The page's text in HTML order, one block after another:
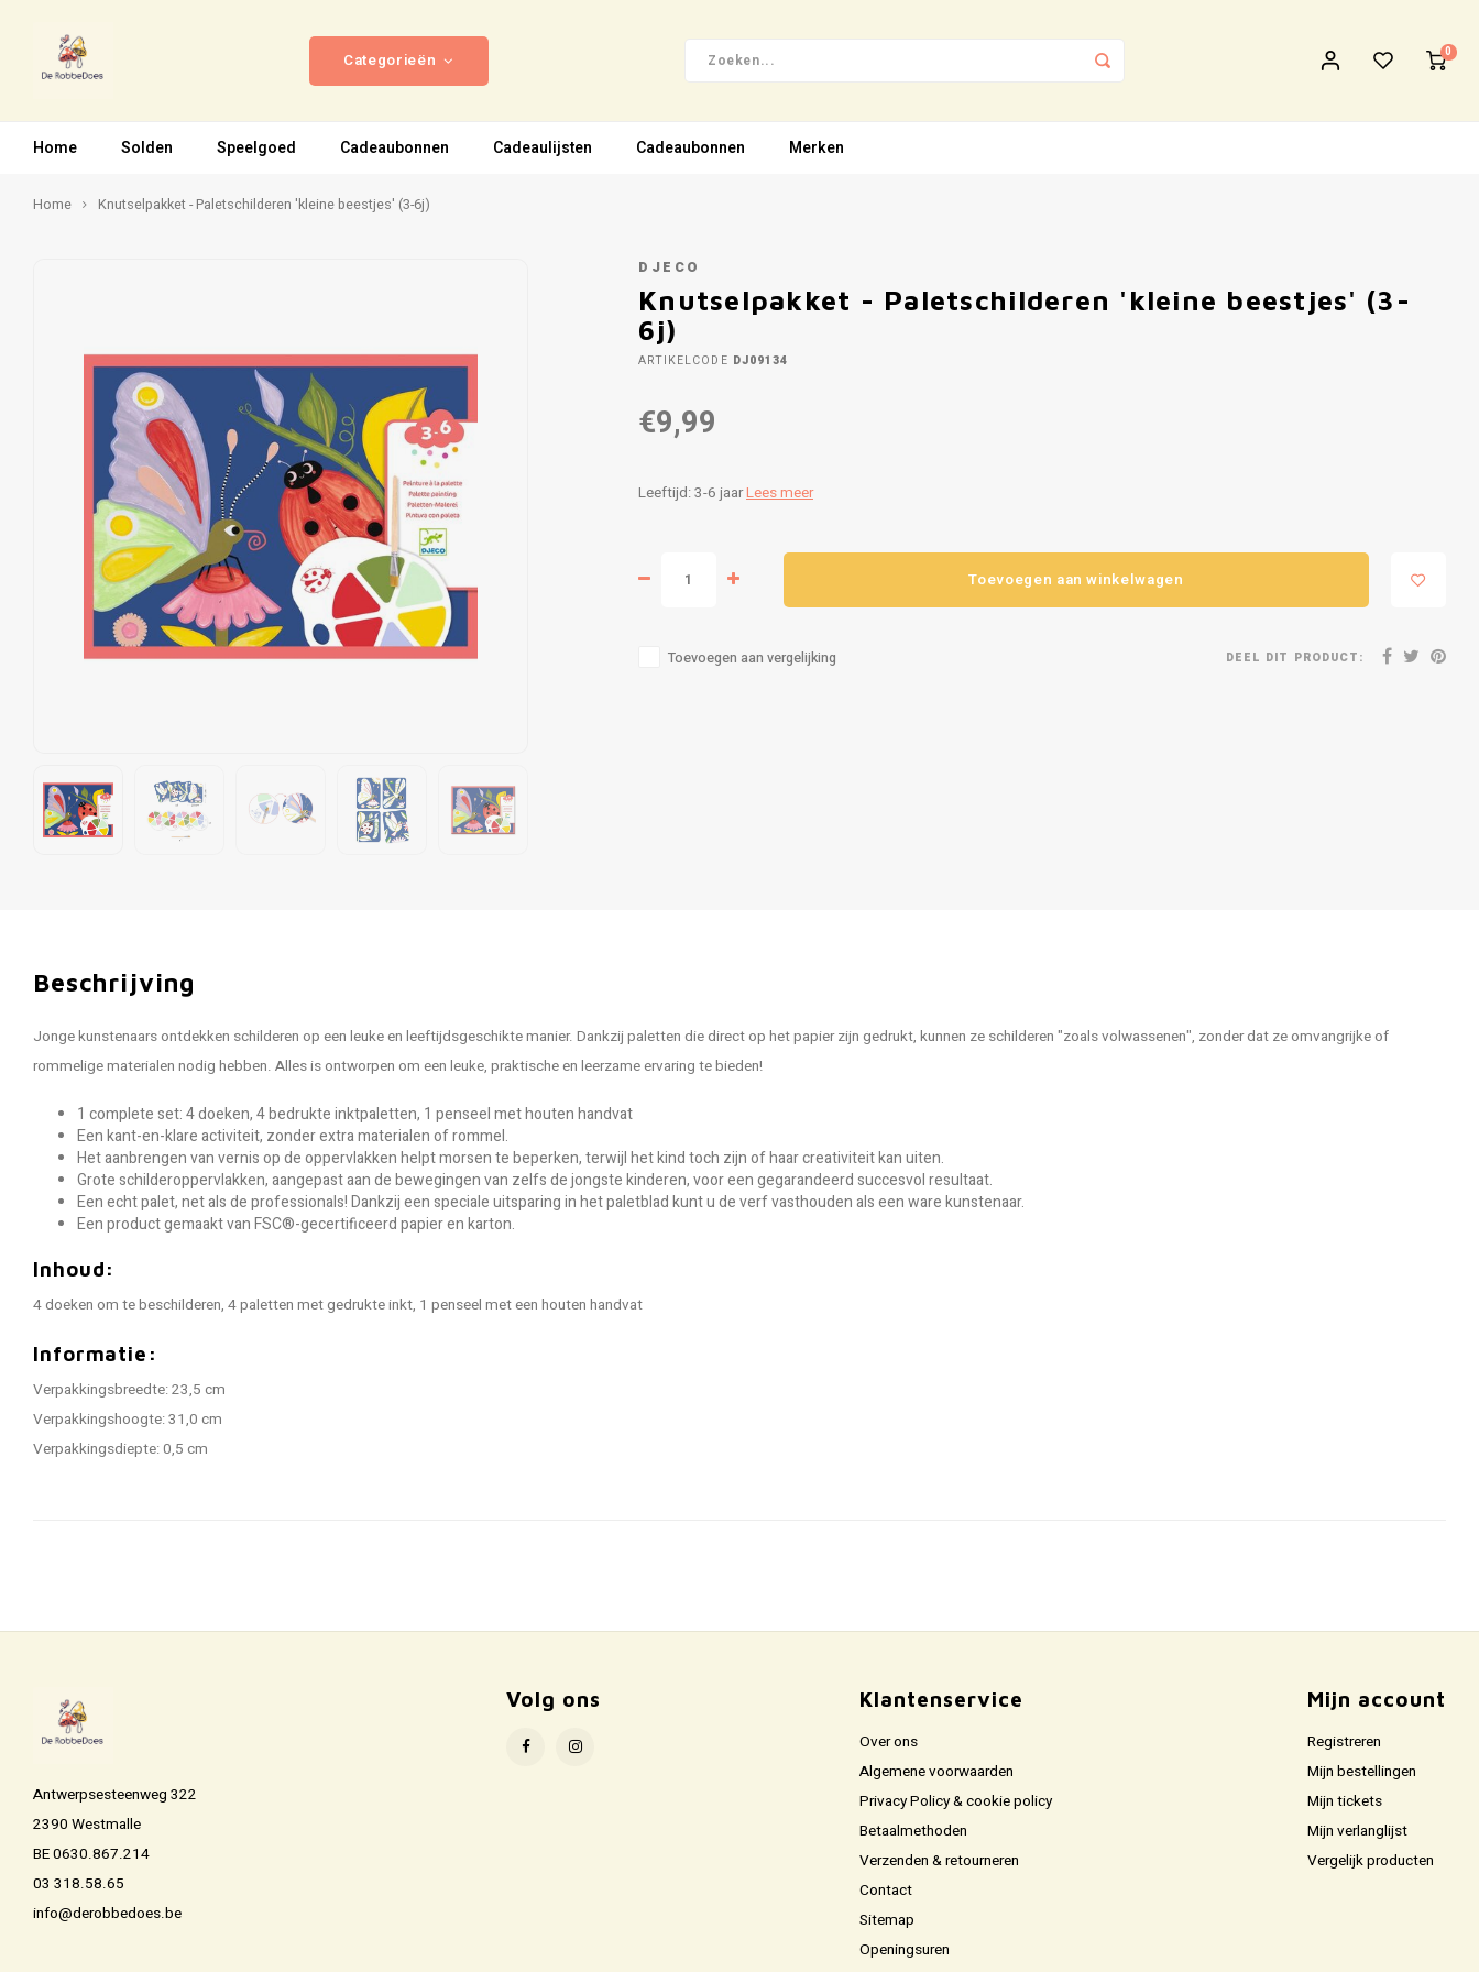
Categorieën 0
Home Solden Speelgoed Cadeaubonnen Cadeaulijsten Cadeaubonnen Merken
Home Knutselpakket - Paletschilderen 'kleine beestjes' (3-6j)
DJECO
Knutselpakket - Paletschilderen 'kleine beestjes' (3-
6j)
ARTIKELCODE DJ09134
€9,99
Leeftijd: 3-6 jaarLees meer
Toevoegen aan winkelwagen
Toevoegen aan vergelijking DEEL DIT PRODUCT:
Beschrijving
Jonge kunstenaars ontdekken schilderen op een leuke en leeftijdsgeschikte manier. Dankzij paletten die direct op het papier zijn gedrukt, kunnen ze schilderen "zoals volwassenen", zonder dat ze omvangrijke of
rommelige materialen nodig hebben. Alles is ontworpen om een ​​leuke, praktische en leerzame ervaring te bieden!
1 complete set: 4 doeken, 4 bedrukte inktpaletten, 1 penseel met houten handvat
Een kant-en-klare activiteit, zonder extra materialen of rommel.
Het aanbrengen van vernis op de oppervlakken helpt morsen te beperken, terwijl het kind toch zijn of haar creativiteit kan uiten.
Grote schilderoppervlakken, aangepast aan de bewegingen van zelfs de jongste kinderen, voor een gegarandeerd succesvol resultaat.
Een echt palet, net als de professionals! Dankzij een speciale uitsparing in het paletblad kunt u de verf vasthouden als een ware kunstenaar.
Een product gemaakt van FSC®-gecertificeerd papier en karton.
Inhoud:
4 doeken om te beschilderen, 4 paletten met gedrukte inkt, 1 penseel met een houten handvat
Informatie:
Verpakkingsbreedte: 23,5 cm
Verpakkingshoogte: 31,0 cm
Verpakkingsdiepte: 0,5 cm
Antwerpsesteenweg 322
2390 Westmalle
BE 0630.867.214
03 318.58.65
info@derobbedoes.be
Volg ons Klantenservice
Over ons
Algemene voorwaarden
Privacy Policy & cookie policy
Betaalmethoden
Verzenden & retourneren
Contact
Sitemap
Openingsuren
Mijn account
Registreren
Mijn bestellingen
Mijn tickets
Mijn verlanglijst
Vergelijk producten